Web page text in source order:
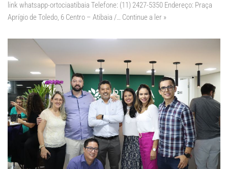
link whatsapp-ortociaatibaia Telefone: (11) 2427-5350 Endereço: Praça
Aprígio de Toledo, 6 Centro – Atibaia /… Continue a ler »